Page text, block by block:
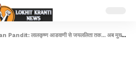
लालकृष्ण आडवाणी से जयललिता तक… अब मुख्यमंत्री विजय के सारथी बने रिकी राधन पंडित, संभालेंगे OSD का कार्यभार